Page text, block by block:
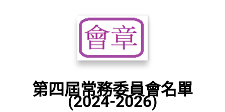
第四屆常務委員會名單
(2024-2026)